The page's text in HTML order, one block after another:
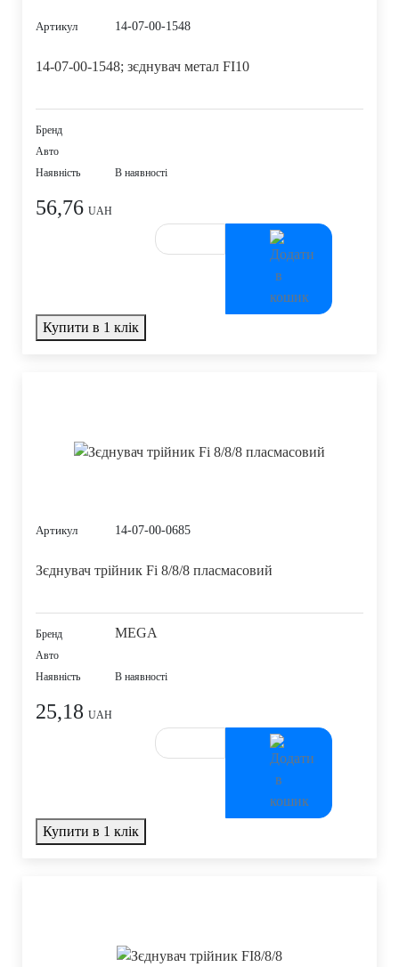
Артикул 14-07-00-1548
14-07-00-1548; зєднувач метал FI10
Бренд
Авто
Наявність
В наявності
UAH
56,76
Купити в 1 клік
Артикул 14-07-00-0685
Зєднувач трійник Fi 8/8/8 пласмасовий
Бренд MEGA
Авто
Наявність
В наявності
UAH
25,18
Купити в 1 клік